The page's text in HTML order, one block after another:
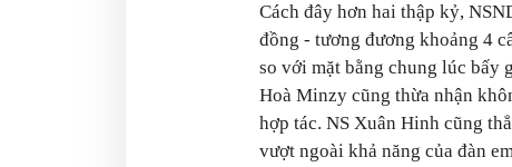
Cách đây hơn hai thập kỷ,
đồng - tương đương khoảng 4
so với mặt bằng chung lúc bấy
Hoà Minzy cũng thừa nhận
hợp tác. NS Xuân Hinh cũng
vượt ngoài khả năng của đàn